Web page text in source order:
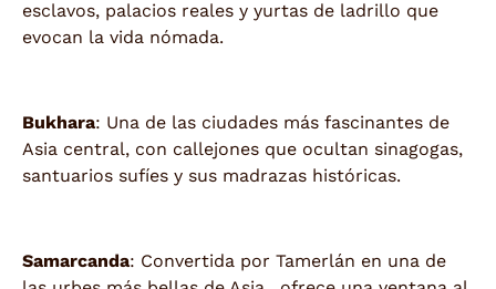
esclavos, palacios reales y yurtas de ladrillo que
evocan la vida nómada.
Bukhara: Una de las ciudades más fascinantes de
Asia central, con callejones que ocultan sinagogas,
santuarios sufíes y sus madrazas históricas.
Samarcanda: Convertida por Tamerlán en una de